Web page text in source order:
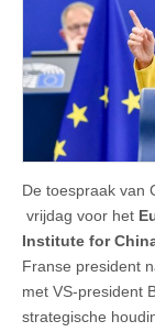
De toespraak van
vrijdag voor het
Institute for
Franse president
met VS-president
strategische